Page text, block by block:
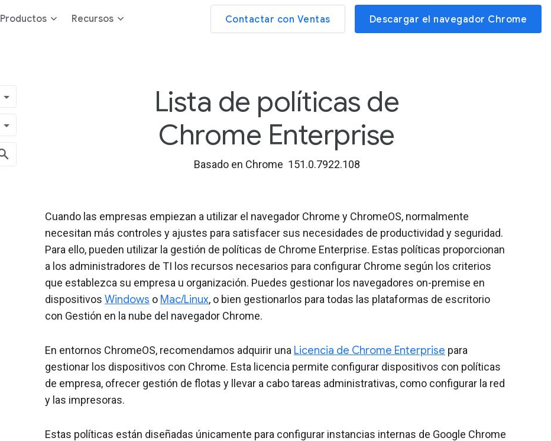
Productos Recursos Contactar con Ventas Descargar el navegador Chrome
Lista de políticas de
Chrome Enterprise
Basado en Chrome 151.0.7922.108
Cuando las empresas empiezan a utilizar el navegador Chrome y ChromeOS, normalmente
necesitan más controles y ajustes para satisfacer sus necesidades de productividad y seguridad.
Para ello, pueden utilizar la gestión de políticas de Chrome Enterprise. Estas políticas proporcionan
a los administradores de TI los recursos necesarios para configurar Chrome según los criterios
que establezca su empresa u organización. Puedes gestionar los navegadores on-premise en
dispositivos Windows o Mac/Linux, o bien gestionarlos para todas las plataformas de escritorio
con Gestión en la nube del navegador Chrome.
En entornos ChromeOS, recomendamos adquirir una Licencia de Chrome Enterprise para
gestionar los dispositivos con Chrome. Esta licencia permite configurar dispositivos con políticas
de empresa, ofrecer gestión de flotas y llevar a cabo tareas administrativas, como configurar la red
y las impresoras.
Estas políticas están diseñadas únicamente para configurar instancias internas de Google Chrome